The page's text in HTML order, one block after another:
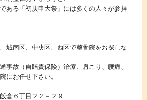
ある「初庚申大祭」には多くの人々が参拝
城南区、中央区、西区で整骨院をお探しな
事故（自賠責保険）治療、肩こり、腰痛、
にお任せ下さい。
倉６丁目２２－２９